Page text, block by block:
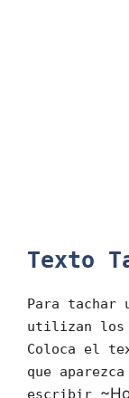
Texto
Para tachar
utilizan los
Coloca el
que
escribir